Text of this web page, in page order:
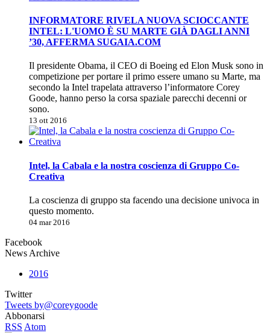
INFORMATORE RIVELA NUOVA SCIOCCANTE
INTEL: L'UOMO È SU MARTE GIÀ DAGLI ANNI
’30, AFFERMA SUGAIA.COM
Il presidente Obama, il CEO di Boeing ed Elon Musk sono in
competizione per portare il primo essere umano su Marte, ma
secondo la Intel trapelata attraverso l’informatore Corey
Goode, hanno perso la corsa spaziale parecchi decenni or
sono.
13 ott 2016
Intel, la Cabala e la nostra coscienza di Gruppo Co-
Creativa
La coscienza di gruppo sta facendo una decisione univoca in
questo momento.
04 mar 2016
Facebook
News Archive
2016
Twitter
Tweets by@coreygoode
Abbonarsi
RSS Atom